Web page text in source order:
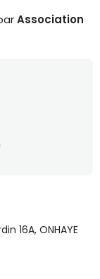
Association
16A, ONHAYE